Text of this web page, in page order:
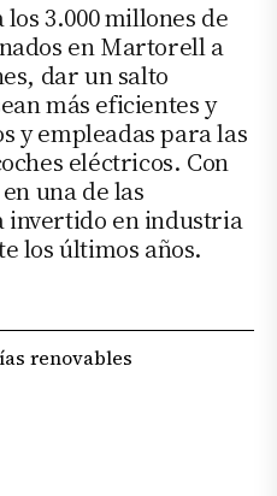
3.000 millones de
en Martorell a
dar un salto
más eficientes y
y empleadas para las
eléctricos. Con
una de las
invertido en industria
los últimos años.
renovables